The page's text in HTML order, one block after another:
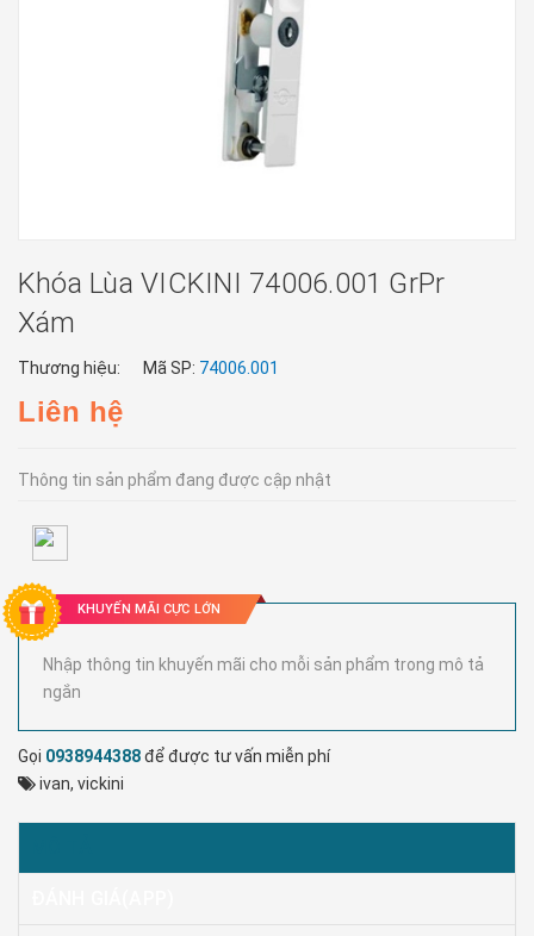
Khóa Lùa VICKINI 74006.001 GrPr
Xám
Thương hiệu: Mã SP: 74006.001
Liên hệ
Thông tin sản phẩm đang được cập nhật
KHUYẾN MÃI CỰC LỚN
Nhập thông tin khuyến mãi cho mỗi sản phẩm trong mô tả
ngắn
Gọi 0938944388để được tư vấn miễn phí
ivan, vickini